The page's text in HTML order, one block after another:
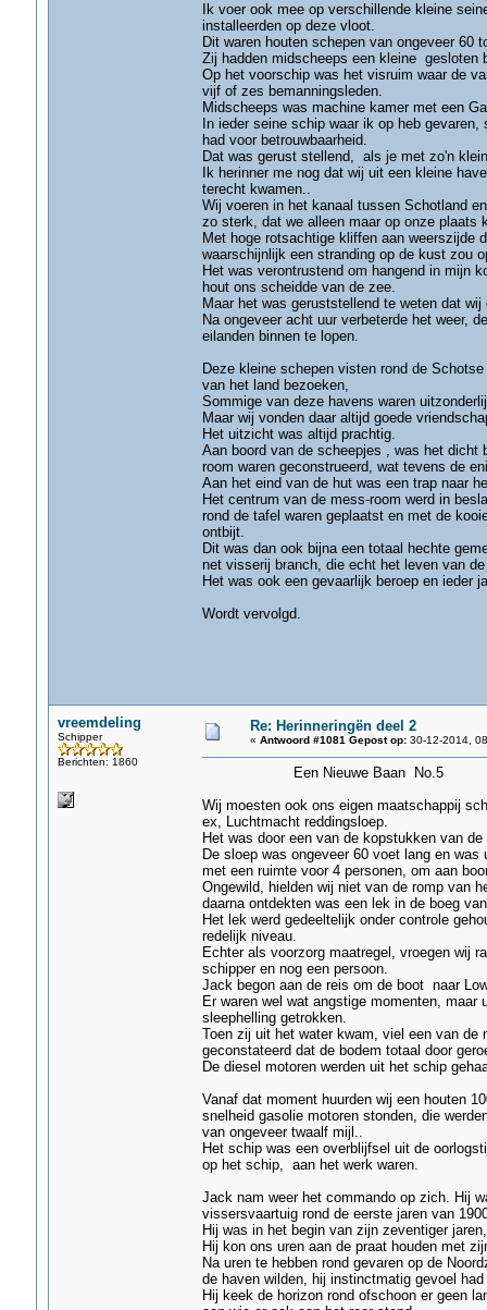
Ik voer ook mee op verschillende kleine
installeerden op deze vloot.
Dit waren houten schepen van ongeveer 60
Zij hadden midscheeps een kleine gesloten
Op het voorschip was het visruim waar de
vijf of zes bemanningsleden.
Midscheeps was machine kamer met een
In ieder seine schip waar ik op heb
had voor betrouwbaarheid.
Dat was gerust stellend, als je met zo'n
Ik herinner me nog dat wij uit een kleine
terecht kwamen..
Wij voeren in het kanaal tussen Schotland
zo sterk, dat we alleen maar op onze plaats
Met hoge rotsachtige kliffen aan weerszijde
waarschijnlijk een stranding op de kust zou
Het was verontrustend om hangend in mijn
hout ons scheidde van de zee.
Maar het was geruststellend te weten dat
Na ongeveer acht uur verbeterde het weer,
eilanden binnen te lopen.
Deze kleine schepen visten rond de
van het land bezoeken,
Sommige van deze havens waren
Maar wij vonden daar altijd goede
Het uitzicht was altijd prachtig.
Aan boord van de scheepjes , was het dicht
room waren geconstrueerd, wat tevens de
Aan het eind van de hut was een trap naar
Het centrum van de mess-room werd in
rond de tafel waren geplaatst en met de
ontbijt.
Dit was dan ook bijna een totaal hechte
net visserij branch, die echt het leven van
Het was ook een gevaarlijk beroep en ieder
Wordt vervolgd.
vreemdeling
Schipper
Berichten: 1860
Re: Herinneringën deel 2
« Antwoord #1081 Gepost op:30-12-2014,
Een Nieuwe Baan No.5
Wij moesten ook ons eigen maatschappij
ex, Luchtmacht reddingsloep.
Het was door een van de kopstukken van
De sloep was ongeveer 60 voet lang en
met een ruimte voor 4 personen, om aan
Ongewild, hielden wij niet van de romp van
daarna ontdekten was een lek in de boeg
Het lek werd gedeeltelijk onder controle
redelijk niveau.
Echter als voorzorg maatregel, vroegen wij
schipper en nog een persoon.
Jack begon aan de reis om de boot naar
Er waren wel wat angstige momenten,
sleephelling getrokken.
Toen zij uit het water kwam, viel een van de
geconstateerd dat de bodem totaal door
De diesel motoren werden uit het schip
Vanaf dat moment huurden wij een houten
snelheid gasolie motoren stonden, die
van ongeveer twaalf mijl..
Het schip was een overblijfsel uit de
op het schip, aan het werk waren.
Jack nam weer het commando op zich. Hij
vissersvaartuig rond de eerste jaren van
Hij was in het begin van zijn zeventiger
Hij kon ons uren aan de praat houden met
Na uren te hebben rond gevaren op de
de haven wilden, hij instinctmatig gevoel
Hij keek de horizon rond ofschoon er geen